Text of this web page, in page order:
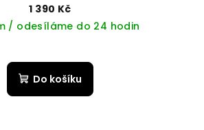
1 390 Kč
/ odesíláme do 24 hodin
Do košíku